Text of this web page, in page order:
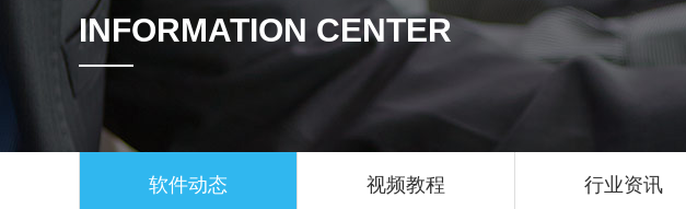
INFORMATION CENTER
软件动态 视频教程 行业资讯